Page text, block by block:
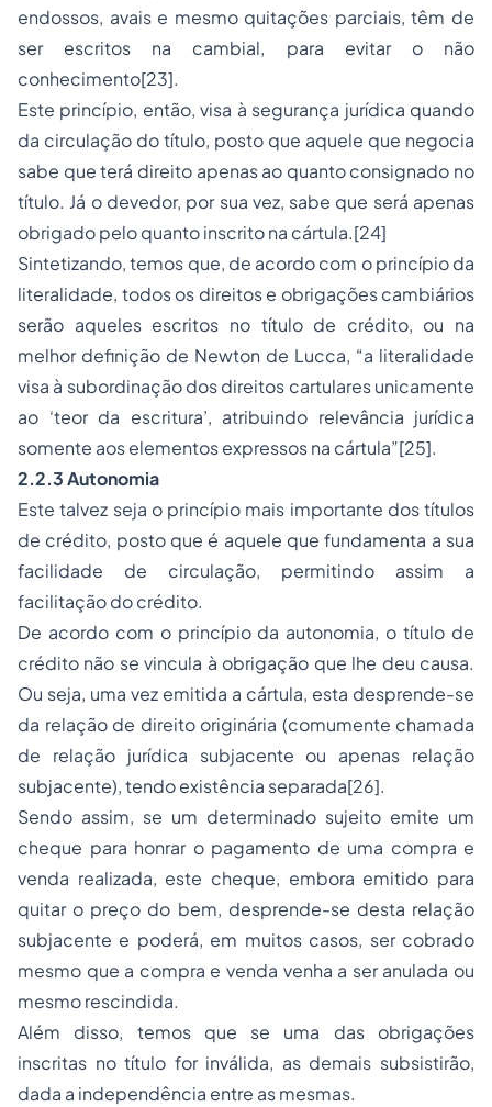
endossos, avais e mesmo quitações parciais, têm de
ser escritos na cambial, para evitar o não
conhecimento[23].
Este princípio, então, visa à segurança jurídica quando
da circulação do título, posto que aquele que negocia
sabe que terá direito apenas ao quanto consignado no
título. Já o devedor, por sua vez, sabe que será apenas
obrigado pelo quanto inscrito na cártula.[24]
Sintetizando, temos que, de acordo com o princípio da
literalidade, todos os direitos e obrigações cambiários
serão aqueles escritos no título de crédito, ou na
melhor definição de Newton de Lucca, “a literalidade
visa à subordinação dos direitos cartulares unicamente
ao ‘teor da escritura’, atribuindo relevância jurídica
somente aos elementos expressos na cártula”[25].
2.2.3 Autonomia
Este talvez seja o princípio mais importante dos títulos
de crédito, posto que é aquele que fundamenta a sua
facilidade de circulação, permitindo assim a
facilitação do crédito.
De acordo com o princípio da autonomia, o título de
crédito não se vincula à obrigação que lhe deu causa.
Ou seja, uma vez emitida a cártula, esta desprende-se
da relação de direito originária (comumente chamada
de relação jurídica subjacente ou apenas relação
subjacente), tendo existência separada[26].
Sendo assim, se um determinado sujeito emite um
cheque para honrar o pagamento de uma compra e
venda realizada, este cheque, embora emitido para
quitar o preço do bem, desprende-se desta relação
subjacente e poderá, em muitos casos, ser cobrado
mesmo que a compra e venda venha a ser anulada ou
mesmo rescindida.
Além disso, temos que se uma das obrigações
inscritas no título for inválida, as demais subsistirão,
dada a independência entre as mesmas.